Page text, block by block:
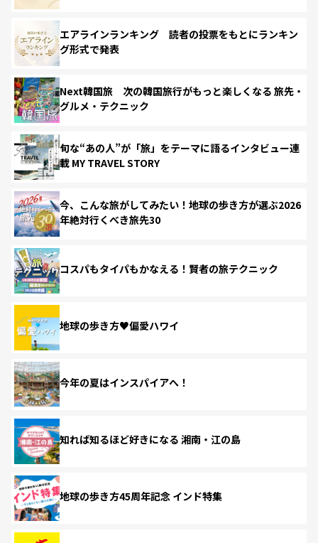
エアラインランキング 読者の投票をもとにランキン
グ形式で発表
Next韓国旅 次の韓国旅行がもっと楽しくなる 旅先・
グルメ・テクニック
旬な“あの人”が「旅」をテーマに語るインタビュー連
載 MY TRAVEL STORY
今、こんな旅がしてみたい！地球の歩き方が選ぶ2026
年絶対行くべき旅先30
コスパもタイパもかなえる！賢者の旅テクニック
地球の歩き方♥偏愛ハワイ
今年の夏はインスパイアへ！
知れば知るほど好きになる 湘南・江の島
地球の歩き方45周年記念 インド特集